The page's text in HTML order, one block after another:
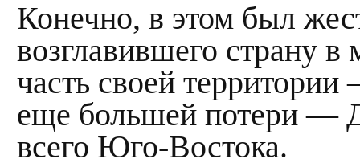
Конечно, в этом был
возглавившего страну в
часть своей
еще большей потери —
всего Юго-Востока.